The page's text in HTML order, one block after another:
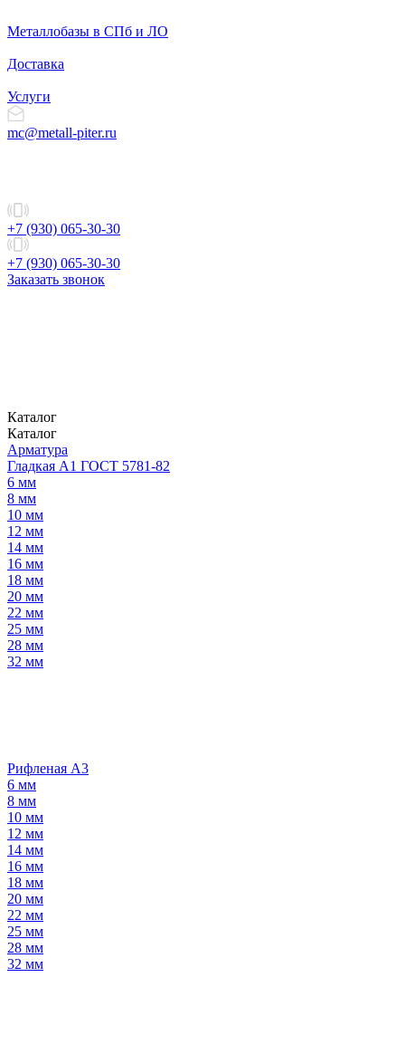
Металлобазы в СПб и ЛО
Доставка
Услуги
mc@metall-piter.ru
+7 (930) 065-30-30
+7 (930) 065-30-30
Заказать звонок
Каталог
Каталог
Арматура
Гладкая А1 ГОСТ 5781-82
6 мм
8 мм
10 мм
12 мм
14 мм
16 мм
18 мм
20 мм
22 мм
25 мм
28 мм
32 мм
Рифленая А3
6 мм
8 мм
10 мм
12 мм
14 мм
16 мм
18 мм
20 мм
22 мм
25 мм
28 мм
32 мм